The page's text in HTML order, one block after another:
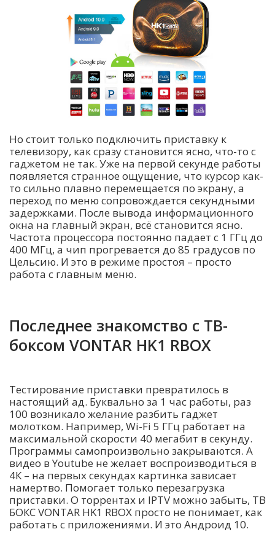
Но стоит только подключить приставку к
телевизору, как сразу становится ясно, что-то с
гаджетом не так. Уже на первой секунде работы
появляется странное ощущение, что курсор как-
то сильно плавно перемещается по экрану, а
переход по меню сопровождается секундными
задержками. После вывода информационного
окна на главный экран, всё становится ясно.
Частота процессора постоянно падает с 1 ГГц до
400 МГц, а чип прогревается до 85 градусов по
Цельсию. И это в режиме простоя – просто
работа с главным меню.
Последнее знакомство с ТВ-
боксом VONTAR HK1 RBOX
Тестирование приставки превратилось в
настоящий ад. Буквально за 1 час работы, раз
100 возникало желание разбить гаджет
молотком. Например, Wi-Fi 5 ГГц работает на
максимальной скорости 40 мегабит в секунду.
Программы самопроизвольно закрываются. А
видео в Youtube не желает воспроизводиться в
4К – на первых секундах картинка зависает
намертво. Помогает только перезагрузка
приставки. О торрентах и IPTV можно забыть, ТВ
БОКС VONTAR HK1 RBOX просто не понимает, как
работать с приложениями. И это Андроид 10.